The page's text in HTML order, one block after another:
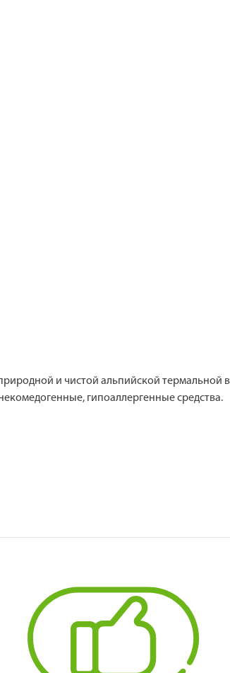
и чистой альпийской
гипоаллергенные средства.